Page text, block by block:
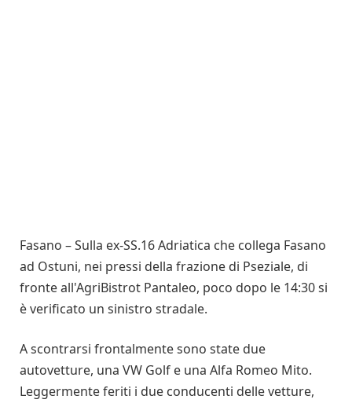
Fasano – Sulla ex-SS.16 Adriatica che collega Fasano
ad Ostuni, nei pressi della frazione di Pseziale, di
fronte all'AgriBistrot Pantaleo, poco dopo le 14:30 si
è verificato un sinistro stradale.
A scontrarsi frontalmente sono state due
autovetture, una VW Golf e una Alfa Romeo Mito.
Leggermente feriti i due conducenti delle vetture,